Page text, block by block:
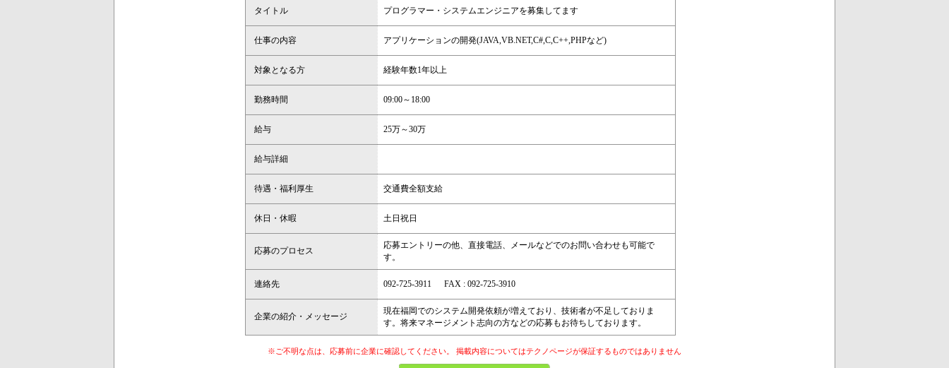
タイトル プログラマー・システムエンジニアを募集してます
仕事の内容 アプリケーションの開発(JAVA,VB.NET,C#,C,C++,PHPなど)
対象となる方 経験年数1年以上
勤務時間 09:00～18:00
給与 25万～30万
給与詳細
待遇・福利厚生 交通費全額支給
休日・休暇 土日祝日
応募のプロセス
応募エントリーの他、直接電話、メールなどでのお問い合わせも可能で
す。
連絡先 092-725-3911 FAX : 092-725-3910
企業の紹介・メッセージ
現在福岡でのシステム開発依頼が増えており、技術者が不足しておりま
す。将来マネージメント志向の方などの応募もお待ちしております。
※ご不明な点は、応募前に企業に確認してください。 掲載内容についてはテクノページが保証するものではありません